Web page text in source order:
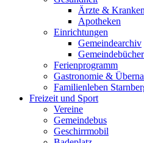
Ärzte &
Apotheken
Einrichtungen
Gemeindearchiv
Ferienprogramm
Gastronomie &
Familienleben
Freizeit und Sport
Vereine
Gemeindebus
Geschirrmobil